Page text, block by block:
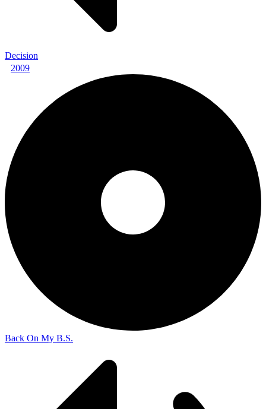
Decision
2009
Back On My B.S.